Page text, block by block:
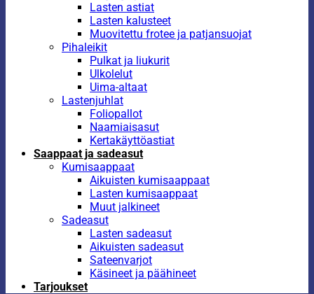
Lasten astiat
Lasten kalusteet
Muovitettu frotee ja patjansuojat
Pihaleikit
Pulkat ja liukurit
Ulkolelut
Uima-altaat
Lastenjuhlat
Foliopallot
Naamiaisasut
Kertakäyttöastiat
Saappaat ja sadeasut
Kumisaappaat
Aikuisten kumisaappaat
Lasten kumisaappaat
Muut jalkineet
Sadeasut
Lasten sadeasut
Aikuisten sadeasut
Sateenvarjot
Käsineet ja päähineet
Tarjoukset